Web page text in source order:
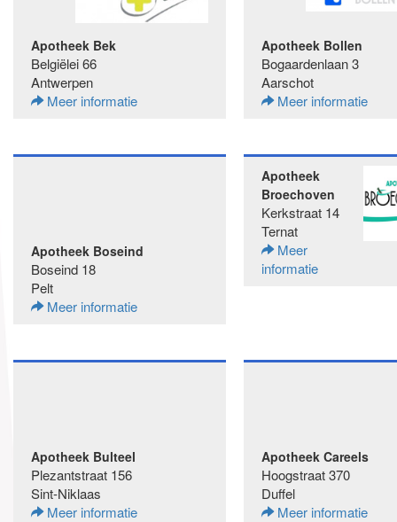
Apotheek Bek
Belgiëlei 66
Antwerpen
Meer informatie
Apotheek Bollen
Bogaardenlaan 3
Aarschot
Meer informatie
Apotheek Boseind
Boseind 18
Pelt
Meer informatie
Apotheek
Broechoven
Kerkstraat 14
Ternat
Meer
informatie
Apotheek Bulteel
Plezantstraat 156
Sint-Niklaas
Meer informatie
Apotheek Careels
Hoogstraat 370
Duffel
Meer informatie